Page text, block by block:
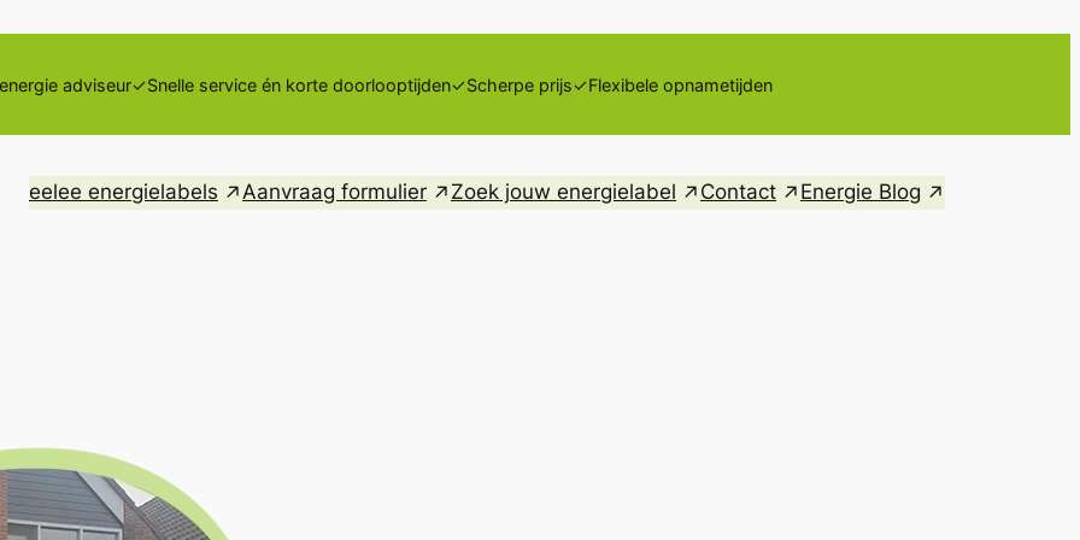
adviseur✓Snelle service én korte doorlooptijden✓Scherpe prijs✓Flexibele opnametijden​
eelee energielabels Aanvraag formulier Zoek jouw energielabel Contact Energie Blog